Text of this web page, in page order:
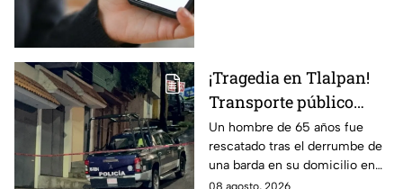
¡Tragedia en Tlalpan!
Transporte público
arrolla, mata a un
hombre y huye
Un hombre de 65 años fue
rescatado tras el derrumbe de
una barda en su domicilio en
Tlalpan, provocado por las
08 agosto, 2026